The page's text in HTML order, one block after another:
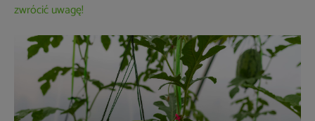
zwrócić uwagę!